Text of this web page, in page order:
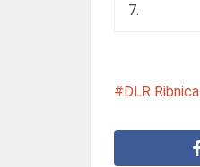
7.
DLR Ribnica